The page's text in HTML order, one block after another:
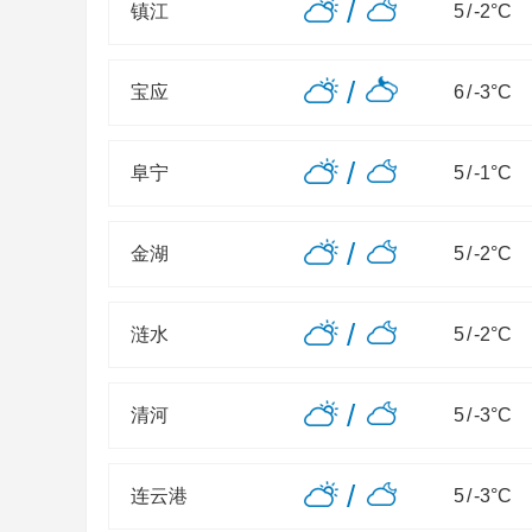
镇江 / 5/-2°C
宝应 / 6/-3°C
阜宁 / 5/-1°C
金湖 / 5/-2°C
涟水 / 5/-2°C
清河 / 5/-3°C
连云港 / 5/-3°C